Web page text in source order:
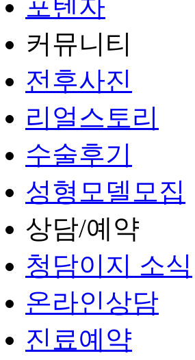
포텐자
커뮤니티
전후사진
리얼스토리
수술후기
성형모델모집
상담/예약
청담이지 소식
온라인상담
진료예약